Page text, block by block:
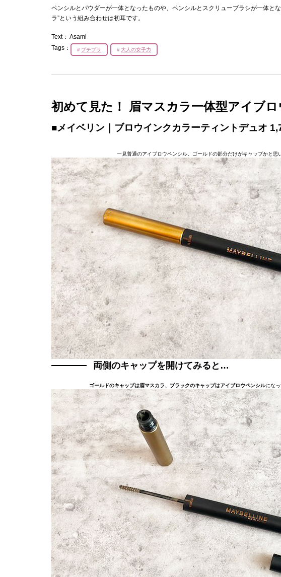
ペンシルとパウダーが一体となったものや、ペンシルとスクリューブラシが一体と
ラ”という組み合わせは初耳です。
Text： Asami
Tags：
プチプラ 大人の女子力
初めて見た！ 眉マスカラ一体型アイブロ
■メイベリン｜ブロウインクカラーティントデュオ
一見普通のアイブロウペンシル。ゴールドの部分だけがキャップかと思
両側のキャップを開けてみると…
ゴールドのキャップは眉マスカラ、ブラックのキャップはアイブロウペンシルになっ